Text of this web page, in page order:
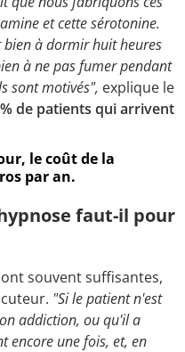
et cette sérotonine.
à dormir huit heures
à ne pas fumer pendant
sont motivés", explique le
de patients qui arrivent
le coût de la
par an.
faut-il pour
souvent suffisantes,
"Si le patient n'est
addiction, ou qu'il a
encore une fois, et, en